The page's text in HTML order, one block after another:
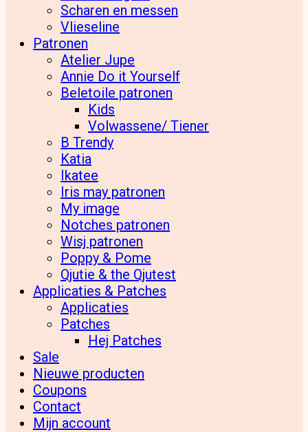
Scharen en messen
Vlieseline
Patronen
Atelier Jupe
Annie Do it Yourself
Beletoile patronen
Kids
Volwassene/ Tiener
B Trendy
Katia
Ikatee
Iris may patronen
My image
Notches patronen
Wisj patronen
Poppy & Pome
Qjutie & the Qjutest
Applicaties & Patches
Applicaties
Patches
Hej Patches
Sale
Nieuwe producten
Coupons
Contact
Mijn account